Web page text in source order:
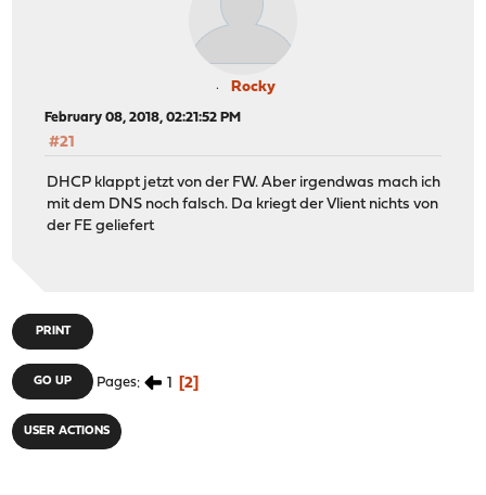
Rocky
February 08, 2018, 02:21:52 PM
#21
DHCP klappt jetzt von der FW. Aber irgendwas mach ich
mit dem DNS noch falsch. Da kriegt der Vlient nichts von
der FE geliefert
PRINT
GO UP Pages 1 2
USER ACTIONS